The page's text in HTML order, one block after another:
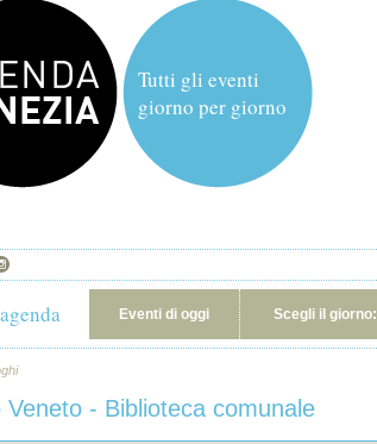
Tutti gli eventi
giorno per giorno
Eventi di oggi Scegli il giorno:
Veneto - Biblioteca comunale